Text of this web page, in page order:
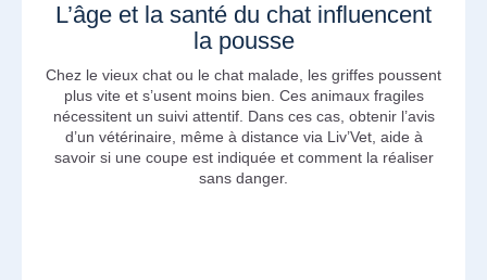
L’âge et la santé du chat influencent
la pousse
Chez le vieux chat ou le chat malade, les griffes poussent
plus vite et s’usent moins bien. Ces animaux fragiles
nécessitent un suivi attentif. Dans ces cas, obtenir l’avis
d’un vétérinaire, même à distance via Liv’Vet, aide à
savoir si une coupe est indiquée et comment la réaliser
sans danger.